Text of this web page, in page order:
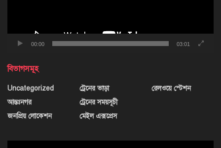
00:00 03:01
বিভাগসমূহ
Uncategorized
আন্তঃনগর
জনপ্রিয় লোকেশন
ট্রেনের ভাড়া
ট্রেনের সময়সূচী
মেইল এক্সপ্রেস
রেলওয়ে স্টেশন